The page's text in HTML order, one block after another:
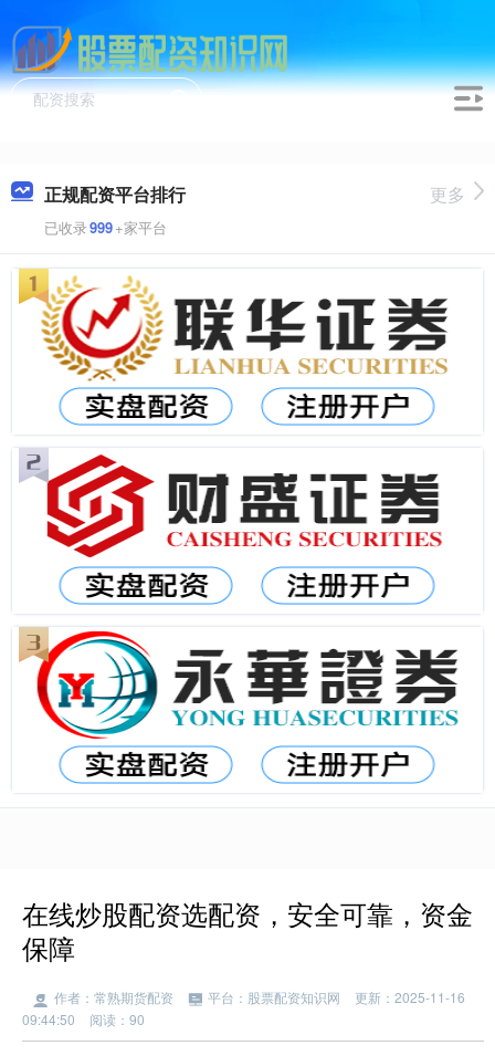
正规配资平台排行
已收录999+家平台
更多
在线炒股配资选配资，安全可靠，资金
保障
作者：常熟期货配资 平台：股票配资知识网
更新：2025-11-16
09:44:50
阅读：90